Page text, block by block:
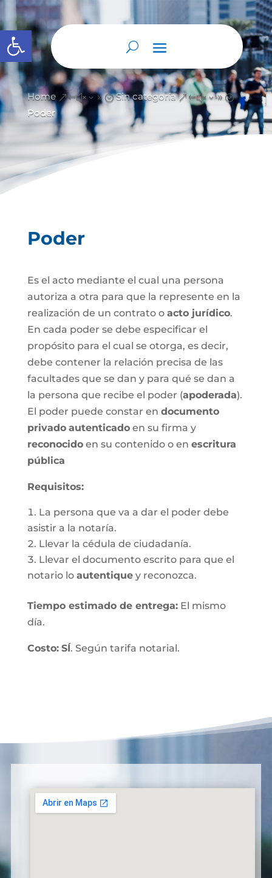
Abrir barra de herramientas
Home &#x39; Sin categoría &#x39;
Poder
Poder
Es el acto mediante el cual una persona
autoriza a otra para que la represente en la
realización de un contrato o acto jurídico.
En cada poder se debe especificar el
propósito para el cual se otorga, es decir,
debe contener la relación precisa de las
facultades que se dan y para qué se dan a
la persona que recibe el poder (apoderada).
El poder puede constar en documento
privado autenticadoen su firma y
reconocidoen su contenido o en escritura
pública
Requisitos:
La persona que va a dar el poder debe
asistir a la notaría.
Llevar la cédula de ciudadanía.
Llevar el documento escrito para que el
notario lo autentiquey reconozca.
Tiempo estimado de entrega:El mismo
día.
Costo: SÍ. Según tarifa notarial.